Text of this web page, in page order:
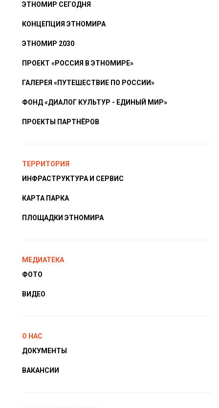
ЭТНОМИР СЕГОДНЯ
КОНЦЕПЦИЯ ЭТНОМИРА
ЭТНОМИР 2030
ПРОЕКТ «РОССИЯ В ЭТНОМИРЕ»
ГАЛЕРЕЯ «ПУТЕШЕСТВИЕ ПО РОССИИ»
ФОНД «ДИАЛОГ КУЛЬТУР - ЕДИНЫЙ МИР»
ПРОЕКТЫ ПАРТНЁРОВ
ТЕРРИТОРИЯ
ИНФРАСТРУКТУРА И СЕРВИС
КАРТА ПАРКА
ПЛОЩАДКИ ЭТНОМИРА
МЕДИАТЕКА
ФОТО
ВИДЕО
О НАС
ДОКУМЕНТЫ
ВАКАНСИИ